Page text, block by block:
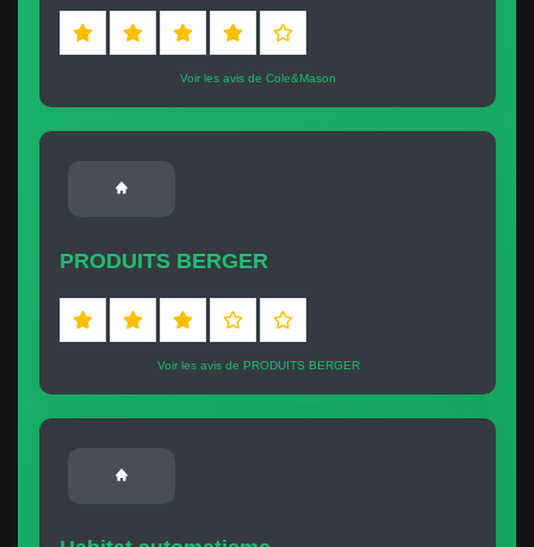
Voir les avis de Cole&Mason
PRODUITS BERGER
Voir les avis de PRODUITS BERGER